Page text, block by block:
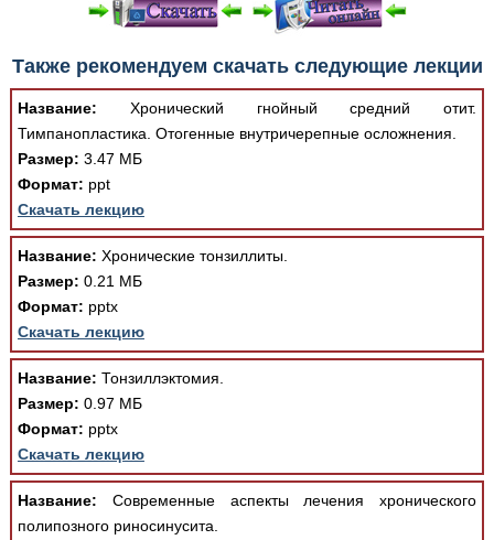
При просмотре в режиме "Читать онлайн" возможны
различные ошибки отображения документа в результате
отсутствия поддержки Вашим браузером шрифтов и
изменения размеров исходных шаблонов. При
скачивании документа данная ошибка устраняется Вашим
программным обеспечением автоматически.
Также рекомендуем скачать следующие лекции
Название: Хронический гнойный средний отит.
Тимпанопластика. Отогенные внутричерепные осложнения.
Размер: 3.47 МБ
Формат: ppt
Скачать лекцию
Название: Хронические тонзиллиты.
Размер: 0.21 МБ
Формат: pptx
Скачать лекцию
Название: Тонзиллэктомия.
Размер: 0.97 МБ
Формат: pptx
Скачать лекцию
Название: Современные аспекты лечения хронического
полипозного риносинусита.